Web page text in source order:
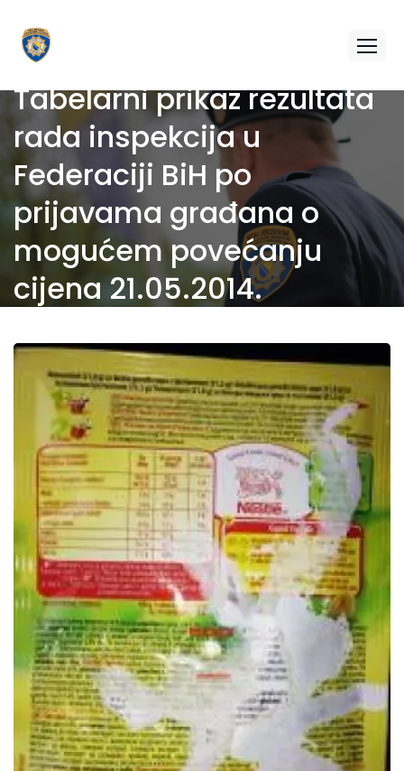
Tabelarni prikaz rezultata
rada inspekcija u
Federaciji BiH po
prijavama građana o
mogućem povećanju
cijena 21.05.2014.